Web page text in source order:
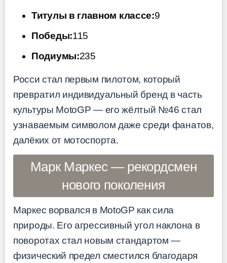
Титулы в главном классе:9
Победы:115
Подиумы:235
Росси стал первым пилотом, который
превратил индивидуальный бренд в часть
культуры MotoGP — его жёлтый №46 стал
узнаваемым символом даже среди фанатов,
далёких от мотоспорта.
Марк Маркес — рекордсмен
нового поколения
Маркес ворвался в MotoGP как сила
природы. Его агрессивный угол наклона в
поворотах стал новым стандартом —
физический предел сместился благодаря